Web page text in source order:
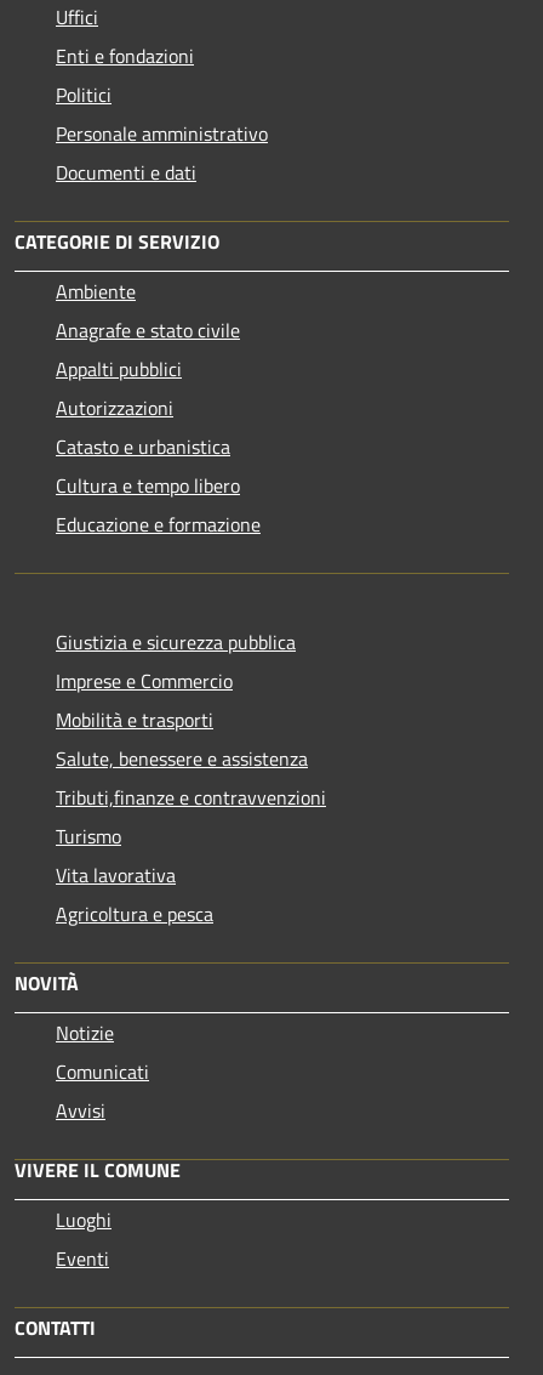
Uffici
Enti e fondazioni
Politici
Personale amministrativo
Documenti e dati
CATEGORIE DI SERVIZIO
Ambiente
Anagrafe e stato civile
Appalti pubblici
Autorizzazioni
Catasto e urbanistica
Cultura e tempo libero
Educazione e formazione
Giustizia e sicurezza pubblica
Imprese e Commercio
Mobilità e trasporti
Salute, benessere e assistenza
Tributi,finanze e contravvenzioni
Turismo
Vita lavorativa
Agricoltura e pesca
NOVITÀ
Notizie
Comunicati
Avvisi
VIVERE IL COMUNE
Luoghi
Eventi
CONTATTI